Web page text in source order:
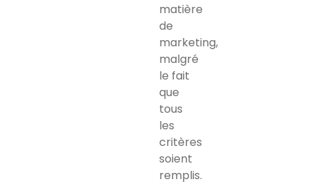
matière
de
marketing,
malgré
le fait
que
tous
les
critères
soient
remplis.